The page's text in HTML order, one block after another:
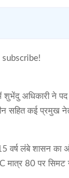
अधिकारी ने
सहित कई
लंबे शासन का
मात्र 80 पर सिमट